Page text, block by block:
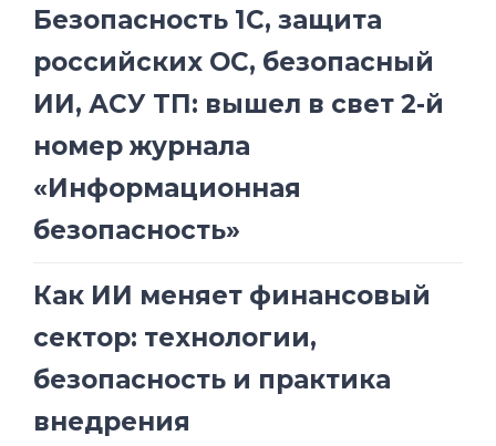
Безопасность 1С, защита
российских ОС, безопасный
ИИ, АСУ ТП: вышел в свет 2-й
номер журнала
«Информационная
безопасность»
Как ИИ меняет финансовый
сектор: технологии,
безопасность и практика
внедрения